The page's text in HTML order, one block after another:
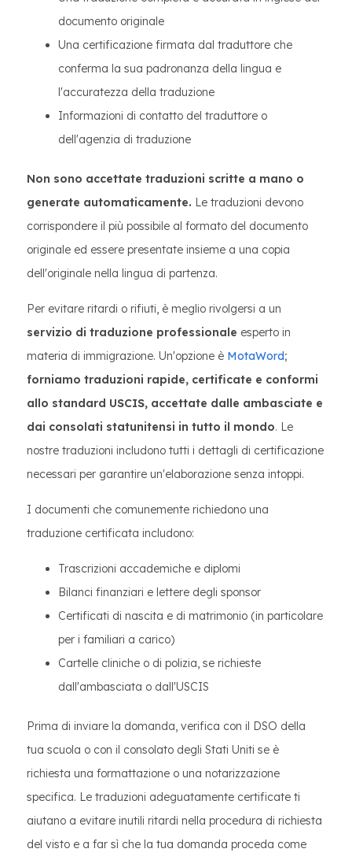
documento originale
Una certificazione firmata dal traduttore che
conferma la sua padronanza della lingua e
l'accuratezza della traduzione
Informazioni di contatto del traduttore o
dell'agenzia di traduzione
Non sono accettate traduzioni scritte a mano o
generate automaticamente. Le traduzioni devono
corrispondere il più possibile al formato del documento
originale ed essere presentate insieme a una copia
dell'originale nella lingua di partenza.
Per evitare ritardi o rifiuti, è meglio rivolgersi a un
servizio di traduzione professionale esperto in
materia di immigrazione. Un'opzione è MotaWord;
forniamo traduzioni rapide, certificate e conformi
allo standard USCIS, accettate dalle ambasciate e
dai consolati statunitensi in tutto il mondo. Le
nostre traduzioni includono tutti i dettagli di certificazione
necessari per garantire un'elaborazione senza intoppi.
I documenti che comunemente richiedono una
traduzione certificata includono:
Trascrizioni accademiche e diplomi
Bilanci finanziari e lettere degli sponsor
Certificati di nascita e di matrimonio (in particolare
per i familiari a carico)
Cartelle cliniche o di polizia, se richieste
dall'ambasciata o dall'USCIS
Prima di inviare la domanda, verifica con il DSO della
tua scuola o con il consolato degli Stati Uniti se è
richiesta una formattazione o una notarizzazione
specifica. Le traduzioni adeguatamente certificate ti
aiutano a evitare inutili ritardi nella procedura di richiesta
del visto e a far sì che la tua domanda proceda come